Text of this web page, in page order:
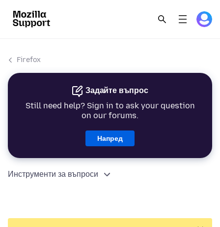
Firefox
Задайте въпрос
Still need help? Sign in to ask your question
on our forums.
Напред
Инструменти за въпроси